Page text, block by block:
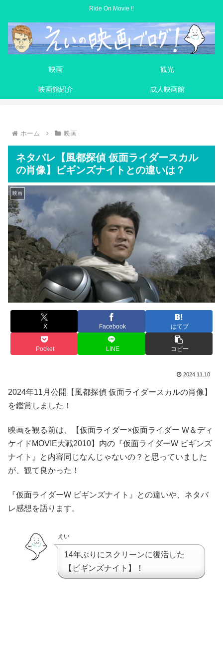
Ride On Movie !!
映画 観光
映画館紹介 成人映画館
ホーム 映画
ネタバレ【風都探偵 仮面ライダースカル
の肖像】ビギンズナイトとの違いは？
映画
X Facebook はてブ
Pocket LINE コピー
2024.11.10
2024年11月公開【風都探偵 仮面ライダースカルの肖像】
を鑑賞しました！
映画を観る前は、【仮面ライダー×仮面ライダー W＆ディ
ケイドMOVIE大戦2010】内の『仮面ライダーW ビギンズ
ナイト』と内容同じなんじゃないの？と思っていました
が、観て良かった！
『仮面ライダーW ビギンズナイト』との違いや、ネタバ
レ感想を語ります。
えい
14年ぶりにスクリーンに復活した
【ビギンズナイト】！